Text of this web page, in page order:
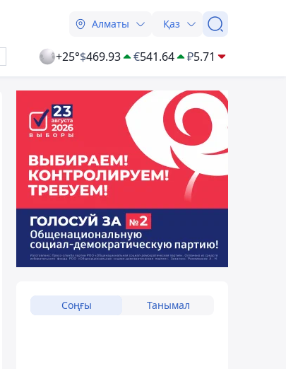
Алматы Қаз
+25°$469.93 €541.64 ₽5.71
Соңғы Танымал